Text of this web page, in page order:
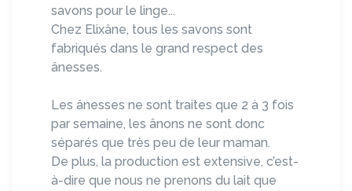
savons pour le linge...
Chez Elixâne, tous les savons sont
fabriqués dans le grand respect des
ânesses.
Les ânesses ne sont traites que 2 à 3 fois
par semaine, les ânons ne sont donc
séparés que très peu de leur maman.
De plus, la production est extensive, c’est-
à-dire que nous ne prenons du lait que